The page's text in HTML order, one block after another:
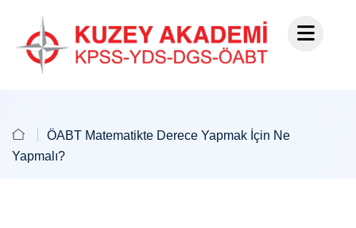
ÖABT Matematikte Derece Yapmak İçin Ne
Yapmalı?